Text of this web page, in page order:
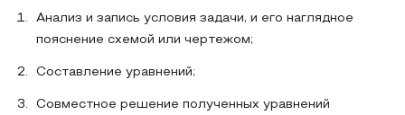
Анализ и запись условия задачи, и его наглядное
пояснение схемой или чертежом;
Составление уравнений;
Совместное решение полученных уравнений